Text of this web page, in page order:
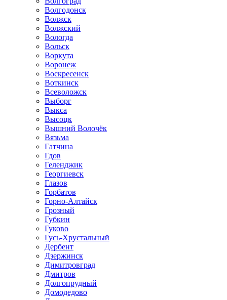
Волгодонск
Волжск
Волжский
Вологда
Вольск
Воркута
Воронеж
Воскресенск
Воткинск
Всеволожск
Выборг
Выкса
Высоцк
Вышний Волочёк
Вязьма
Гатчина
Гдов
Геленджик
Георгиевск
Глазов
Горбатов
Горно-Алтайск
Грозный
Губкин
Гуково
Гусь-Хрустальный
Дербент
Дзержинск
Димитровград
Дмитров
Долгопрудный
Домодедово